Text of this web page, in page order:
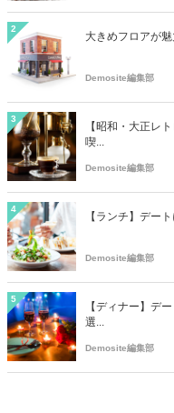
2
大きめフロアが
Demosite編集部
3
【昭和・大正レ
喫...
Demosite編集部
4
【ランチ】デー
Demosite編集部
5
【ディナー】デ
選...
Demosite編集部